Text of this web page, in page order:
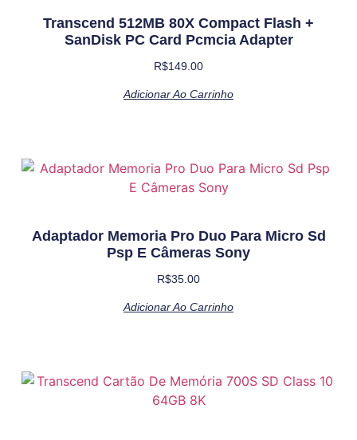
Transcend 512MB 80X Compact Flash +
SanDisk PC Card Pcmcia Adapter
R$149.00
Adicionar Ao Carrinho
Adaptador Memoria Pro Duo Para Micro Sd
Psp E Câmeras Sony
R$35.00
Adicionar Ao Carrinho